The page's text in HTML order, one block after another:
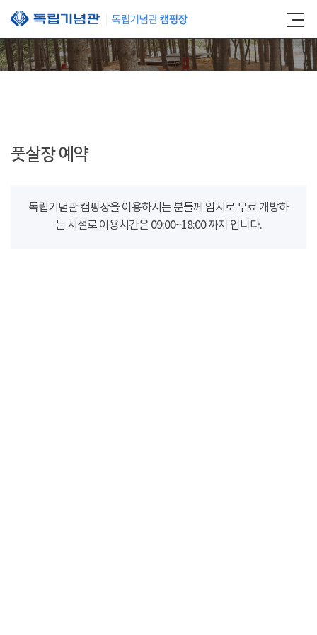
본문 바로가기
풋살장 예약
독립기념관 캠핑장을 이용하시는 분들께 임시로 무료 개방하
는 시설로 이용시간은 09:00~18:00 까지 입니다.